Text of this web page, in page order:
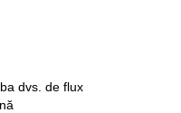
dvs. de flux